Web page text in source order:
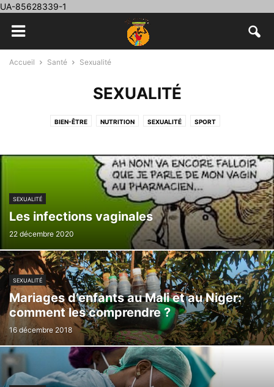
UA-85628339-1
Accueil Santé Sexualité
SEXUALITÉ
BIEN-ÊTRE NUTRITION SEXUALITÉ SPORT
SEXUALITÉ
Les infections vaginales
22 décembre 2020
SEXUALITÉ
Mariages d’enfants au Mali et au Niger:
comment les comprendre ?
16 décembre 2018